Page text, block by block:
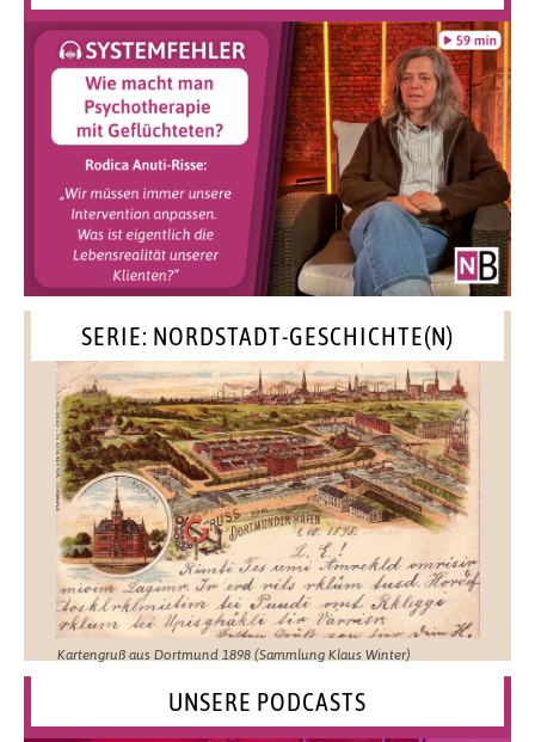
SERIE: NORDSTADT-GESCHICHTE(N)
Kartengruß aus Dortmund 1898 (Sammlung Klaus Winter)
UNSERE PODCASTS